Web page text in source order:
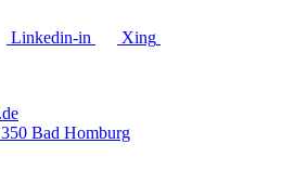
Linkedin-in
Xing
Bad Homburg